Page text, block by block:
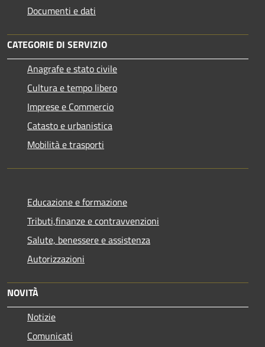
Documenti e dati
CATEGORIE DI SERVIZIO
Anagrafe e stato civile
Cultura e tempo libero
Imprese e Commercio
Catasto e urbanistica
Mobilità e trasporti
Educazione e formazione
Tributi,finanze e contravvenzioni
Salute, benessere e assistenza
Autorizzazioni
NOVITÀ
Notizie
Comunicati